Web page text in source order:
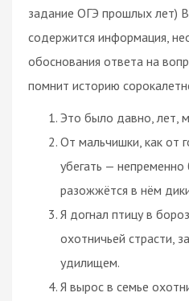
задание ОГЭ прошлых лет)
содержится информация,
обоснования ответа на
помнит историю
Это было давно, лет,
От мальчишки, как от
убегать — непременно
разожжётся в нём
Я догнал птицу в
охотничьей страсти,
удилищем.
Я вырос в семье